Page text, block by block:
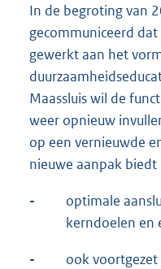
In de begroting van
gecommuniceerd
gewerkt aan het
Maassluis wil de
weer opnieuw
op een vernieuwde
nieuwe aanpak biedt
-
optimale
kerndoelen en
- ook